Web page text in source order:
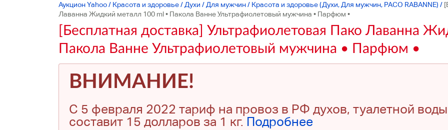
Аукцион Yahoo/ Красота и здоровье/ Духи / Для мужчин/ Красота и здоровье (Духи, Для мужчин, PACO RABANNE) /
Лаванна Жидкий металл 100 ml • Пакола Ванне Ультрафиолетовый мужчина • Парфюм •
[Бесплатная доставка] Ультрафиолетовая Пако Лаванна
Пакола Ванне Ультрафиолетовый мужчина • Парфюм •
ВНИМАНИЕ!
С 5 февраля 2022 тариф на провоз в РФ духов, туалетной
составит 15 долларов за 1 кг. Подробнее